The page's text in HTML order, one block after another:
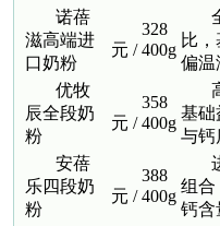
诺蓓
滋高端进
口奶粉
328
元 / 400g
比
偏温
优牧
辰全段奶
粉
358
元 / 400g
基础
与钙
安蓓
乐四段奶
粉
388
元 / 400g
组合
钙含